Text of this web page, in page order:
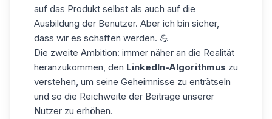
auf das Produkt selbst als auch auf die
Ausbildung der Benutzer. Aber ich bin sicher,
dass wir es schaffen werden. 💪
Die zweite Ambition: immer näher an die Realität
heranzukommen, den LinkedIn-Algorithmus zu
verstehen, um seine Geheimnisse zu enträtseln
und so die Reichweite der Beiträge unserer
Nutzer zu erhöhen.